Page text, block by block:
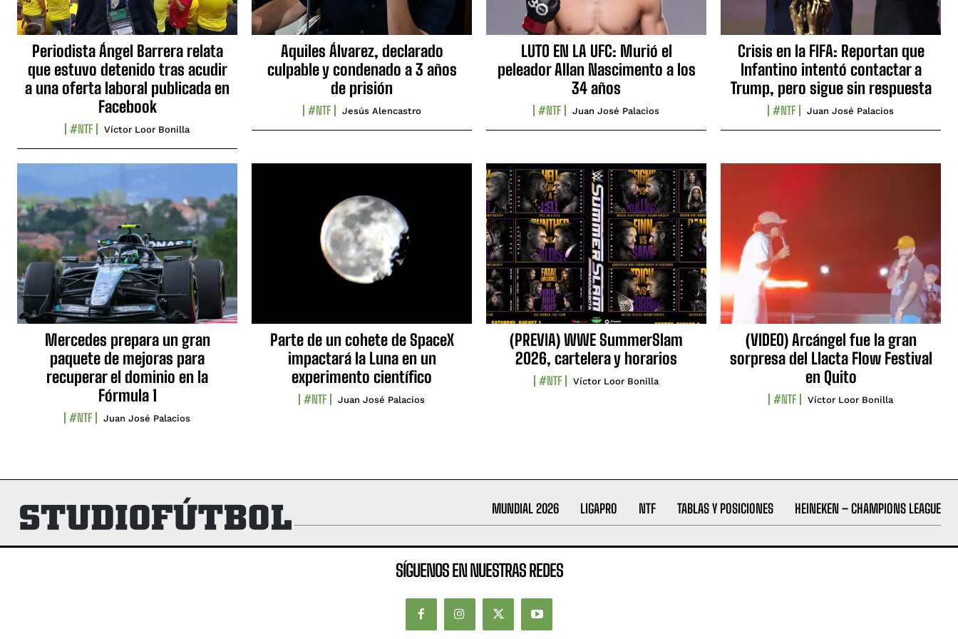
Periodista Ángel Barrera relata
que estuvo detenido tras acudir
a una oferta laboral publicada en
Facebook
#NTF Víctor Loor Bonilla
Aquiles Álvarez, declarado
culpable y condenado a 3 años
de prisión
#NTF Jesús Alencastro
LUTO EN LA UFC: Murió el
peleador Allan Nascimento a los
34 años
#NTF Juan José Palacios
Crisis en la FIFA: Reportan que
Infantino intentó contactar a
Trump, pero sigue sin respuesta
#NTF Juan José Palacios
Mercedes prepara un gran
paquete de mejoras para
recuperar el dominio en la
Fórmula 1
#NTF Juan José Palacios
Parte de un cohete de SpaceX
impactará la Luna en un
experimento científico
#NTF Juan José Palacios
(PREVIA) WWE SummerSlam
2026, cartelera y horarios
#NTF Víctor Loor Bonilla
(VIDEO) Arcángel fue la gran
sorpresa del Llacta Flow Festival
en Quito
#NTF Víctor Loor Bonilla
MUNDIAL 2026 LIGAPRO NTF TABLAS Y POSICIONES HEINEKEN – CHAMPIONS LEAGUE
SÍGUENOS EN NUESTRAS REDES